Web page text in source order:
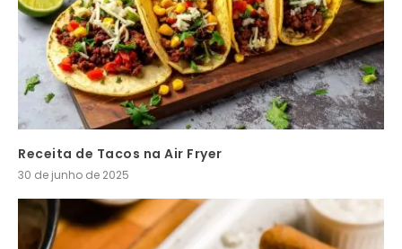
Receita de Tacos na Air Fryer
30 de junho de 2025